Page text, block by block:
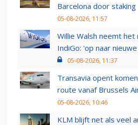
Barcelona door staking
05-08-2026, 11:57
Willie Walsh neemt
IndiGo: 'op naar
05-08-2026, 11:37
Transavia opent
route vanaf Brussels
05-08-2026, 10:46
KLM blijft net als veel